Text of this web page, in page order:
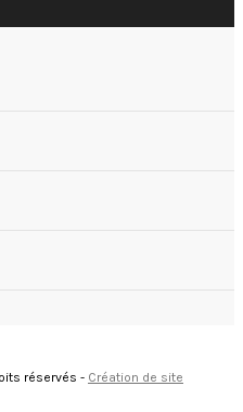
réservés - Création de site